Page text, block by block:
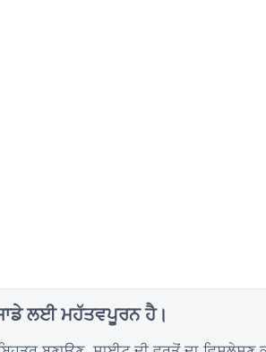
ਲਈ ਮਹੱਤਵਪੂਰਨ ਹੈ।